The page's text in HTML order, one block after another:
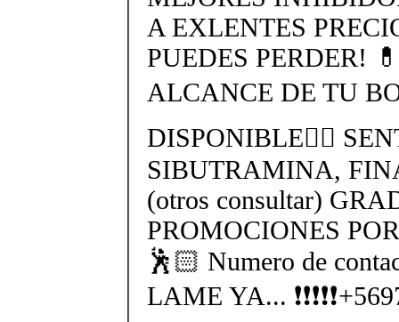
A EXLENTES
PUEDES PERDER!
ALCANCE DE TU
DISPONIBLE👉🏻
SIBUTRAMINA,
(otros consultar)
PROMOCIONES
🕺🏻 Numero de
LAME YA...